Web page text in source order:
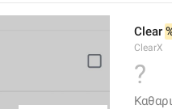
Clear
ClearX
?